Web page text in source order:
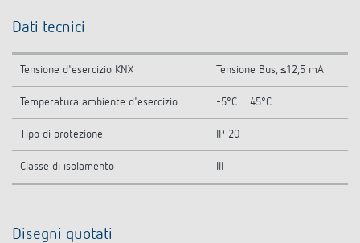
Dati tecnici
Tensione d'esercizio KNX Tensione Bus, ≤12,5 mA
Temperatura ambiente d'esercizio -5°C ... 45°C
Tipo di protezione IP 20
Classe di isolamento
Disegni quotati